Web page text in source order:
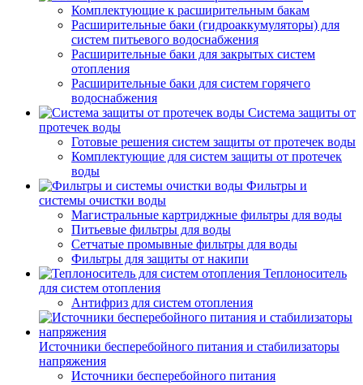
Комплектующие к расширительным бакам
Расширительные баки (гидроаккумуляторы) для
систем питьевого водоснабжения
Расширительные баки для закрытых систем
отопления
Расширительные баки для систем горячего
водоснабжения
Система защиты от
протечек воды
Готовые решения систем защиты от протечек воды
Комплектующие для систем защиты от протечек
воды
Фильтры и
системы очистки воды
Магистральные картриджные фильтры для воды
Питьевые фильтры для воды
Сетчатые промывные фильтры для воды
Фильтры для защиты от накипи
Теплоноситель
для систем отопления
Антифриз для систем отопления
Источники бесперебойного питания и стабилизаторы
напряжения
Источники бесперебойного питания